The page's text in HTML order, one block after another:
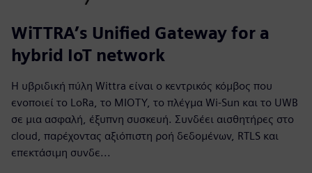
WiTTRA’s Unified Gateway for a
hybrid IoT network
Η υβριδική πύλη Wittra είναι ο κεντρικός κόμβος που
ενοποιεί το LoRa, το MIOTY, το πλέγμα Wi-Sun και το UWB
σε μια ασφαλή, έξυπνη συσκευή. Συνδέει αισθητήρες στο
cloud, παρέχοντας αξιόπιστη ροή δεδομένων, RTLS και
επεκτάσιμη συνδε...